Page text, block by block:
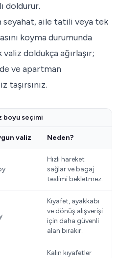
doldurur.
seyahat, aile tatili veya tek
koyma durumunda
valiz doldukça ağırlaşır;
ve apartman
taşırsınız.
boyu seçimi
valiz Neden?
Hızlı hareket
sağlar ve bagaj
teslimi bekletmez.
Kıyafet, ayakkabı
ve dönüş alışverişi
için daha güvenli
alan bırakır.
Kalın kıyafetler